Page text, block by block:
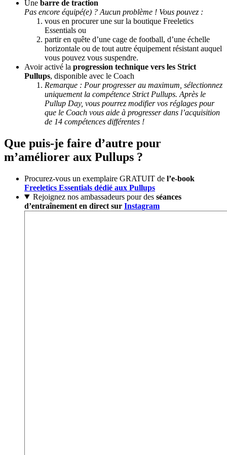
Une barre de traction
Pas encore équipé(e) ? Aucun problème ! Vous pouvez :
vous en procurer une sur la boutique Freeletics
Essentials ou
partir en quête d’une cage de football, d’une échelle
horizontale ou de tout autre équipement résistant auquel
vous pouvez vous suspendre.
Avoir activé la progression technique vers les Strict
Pullups, disponible avec le Coach
Remarque : Pour progresser au maximum, sélectionnez
uniquement la compétence Strict Pullups. Après le
Pullup Day, vous pourrez modifier vos réglages pour
que le Coach vous aide à progresser dans l’acquisition
de 14 compétences différentes !
Que puis-je faire d’autre pour
m’améliorer aux Pullups ?
Procurez-vous un exemplaire GRATUIT de l’e-book
Freeletics Essentials dédié aux Pullups
Rejoignez nos ambassadeurs pour des séances
d’entraînement en direct sur Instagram